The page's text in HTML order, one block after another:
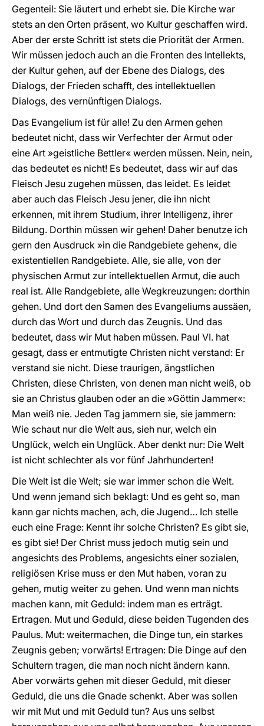
Gegenteil: Sie läutert und erhebt sie. Die Kirche war
stets an den Orten präsent, wo Kultur geschaffen wird.
Aber der erste Schritt ist stets die Priorität der Armen.
Wir müssen jedoch auch an die Fronten des Intellekts,
der Kultur gehen, auf der Ebene des Dialogs, des
Dialogs, der Frieden schafft, des intellektuellen
Dialogs, des vernünftigen Dialogs.
Das Evangelium ist für alle! Zu den Armen gehen
bedeutet nicht, dass wir Verfechter der Armut oder
eine Art »geistliche Bettler« werden müssen. Nein, nein,
das bedeutet es nicht! Es bedeutet, dass wir auf das
Fleisch Jesu zugehen müssen, das leidet. Es leidet
aber auch das Fleisch Jesu jener, die ihn nicht
erkennen, mit ihrem Studium, ihrer Intelligenz, ihrer
Bildung. Dorthin müssen wir gehen! Daher benutze ich
gern den Ausdruck »in die Randgebiete gehen«, die
existentiellen Randgebiete. Alle, sie alle, von der
physischen Armut zur intellektuellen Armut, die auch
real ist. Alle Randgebiete, alle Wegkreuzungen: dorthin
gehen. Und dort den Samen des Evangeliums aussäen,
durch das Wort und durch das Zeugnis. Und das
bedeutet, dass wir Mut haben müssen. Paul VI. hat
gesagt, dass er entmutigte Christen nicht verstand: Er
verstand sie nicht. Diese traurigen, ängstlichen
Christen, diese Christen, von denen man nicht weiß, ob
sie an Christus glauben oder an die »Göttin Jammer«:
Man weiß nie. Jeden Tag jammern sie, sie jammern:
Wie schaut nur die Welt aus, sieh nur, welch ein
Unglück, welch ein Unglück. Aber denkt nur: Die Welt
ist nicht schlechter als vor fünf Jahrhunderten!
Die Welt ist die Welt; sie war immer schon die Welt.
Und wenn jemand sich beklagt: Und es geht so, man
kann gar nichts machen, ach, die Jugend… Ich stelle
euch eine Frage: Kennt ihr solche Christen? Es gibt sie,
es gibt sie! Der Christ muss jedoch mutig sein und
angesichts des Problems, angesichts einer sozialen,
religiösen Krise muss er den Mut haben, voran zu
gehen, mutig weiter zu gehen. Und wenn man nichts
machen kann, mit Geduld: indem man es erträgt.
Ertragen. Mut und Geduld, diese beiden Tugenden des
Paulus. Mut: weitermachen, die Dinge tun, ein starkes
Zeugnis geben; vorwärts! Ertragen: Die Dinge auf den
Schultern tragen, die man noch nicht ändern kann.
Aber vorwärts gehen mit dieser Geduld, mit dieser
Geduld, die uns die Gnade schenkt. Aber was sollen
wir mit Mut und mit Geduld tun? Aus uns selbst